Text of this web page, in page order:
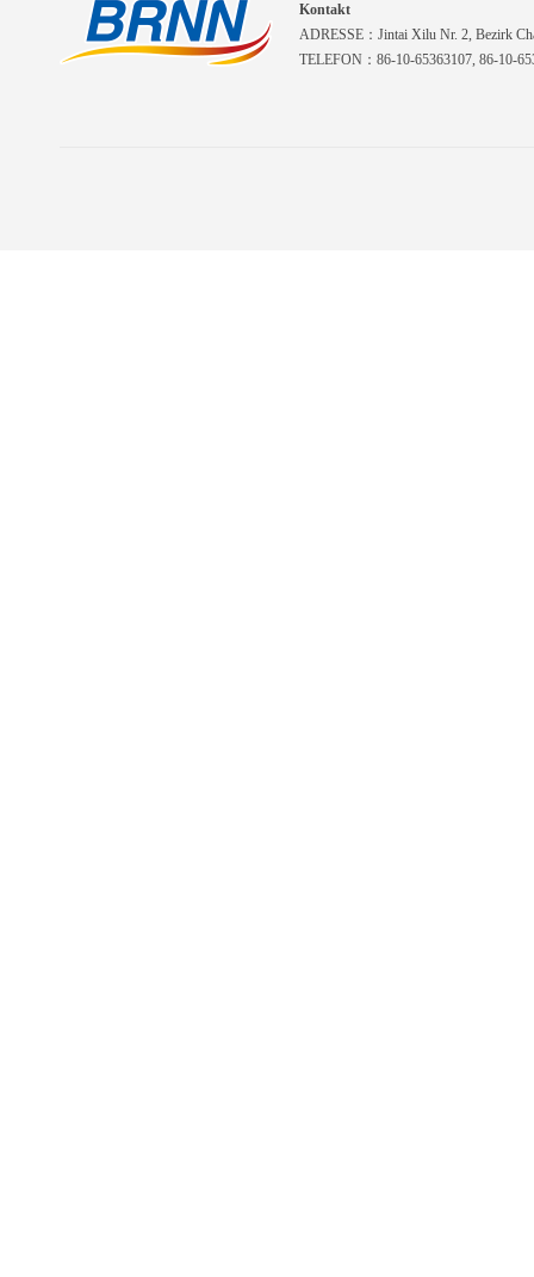
Kontakt
ADRESSE：Jintai Xilu Nr. 2, Bezirk
TELEFON：86-10-65363107, 86-10-